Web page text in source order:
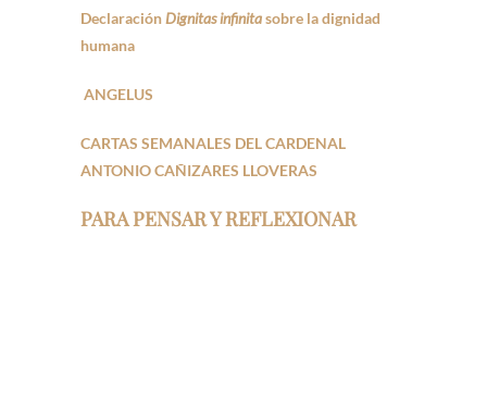
DeclaraciónDignitas infinitasobre la dignidad
humana
ANGELUS
CARTAS SEMANALES DEL CARDENAL
ANTONIO CAÑIZARES LLOVERAS
PARA PENSAR Y REFLEXIONAR